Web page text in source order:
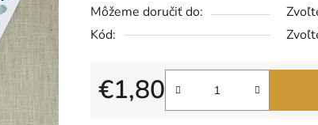
5
hviezdičiek.
Môžeme doručiť do:
Kód:
€1,80
Jednotková cena: